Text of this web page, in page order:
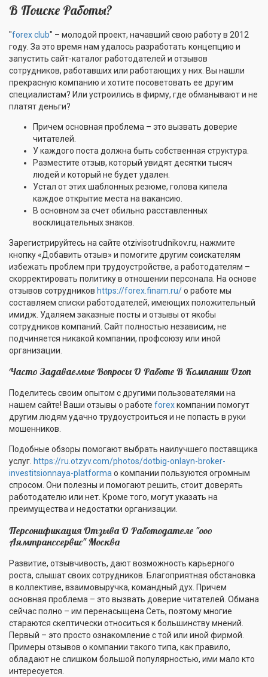
В Поиске Работы?
"forex club" – молодой проект, начавший свою работу в 2012
году. За это время нам удалось разработать концепцию и
запустить сайт-каталог работодателей и отзывов
сотрудников, работавших или работающих у них. Вы нашли
прекрасную компанию и хотите посоветовать ее другим
специалистам? Или устроились в фирму, где обманывают и не
платят деньги?
Причем основная проблема – это вызвать доверие
читателей.
У каждого поста должна быть собственная структура.
Разместите отзыв, который увидят десятки тысяч
людей и который не будет удален.
Устал от этих шаблонных резюме, голова кипела
каждое открытие места на вакансию.
В основном за счет обильно расставленных
восклицательных знаков.
Зарегистрируйтесь на сайте otzivisotrudnikov.ru, нажмите
кнопку «Добавить отзыв» и помогите другим соискателям
избежать проблем при трудоустройстве, а работодателям –
скорректировать политику в отношении персонала. На основе
отзывов сотрудников https://forex.finam.ru/о работе мы
составляем списки работодателей, имеющих положительный
имидж. Удаляем заказные посты и отзывы от якобы
сотрудников компаний. Сайт полностью независим, не
подчиняется никакой компании, профсоюзу или иной
организации.
Часто Задаваемые Вопросы О Работе В Компании Ozon
Поделитесь своим опытом с другими пользователями на
нашем сайте! Ваши отзывы о работе forexкомпании помогут
другим людям удачно трудоустроиться и не попасть в руки
мошенников.
Подобные обзоры помогают выбрать наилучшего поставщика
услуг. https://ru.otzyv.com/photos/dotbig-onlayn-broker-
investitsionnaya-platformaо компании пользуются огромным
спросом. Они полезны и помогают решить, стоит доверять
работодателю или нет. Кроме того, могут указать на
преимущества и недостатки организации.
Персонификация Отзыва О Работодателе "ооо
Аямтранссервис" Москва
Развитие, отзывчивость, дают возможность карьерного
роста, слышат своих сотрудников. Благоприятная обстановка
в коллективе, взаимовыручка, командный дух. Причем
основная проблема – это вызвать доверие читателей. Обмана
сейчас полно – им перенасыщена Сеть, поэтому многие
стараются скептически относиться к большинству мнений.
Первый – это просто ознакомление с той или иной фирмой.
Примеры отзывов о компании такого типа, как правило,
обладают не слишком большой популярностью, ими мало кто
интересуется.